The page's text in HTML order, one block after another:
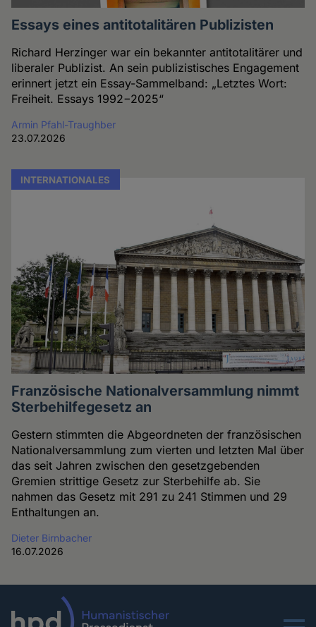
Essays eines antitotalitären Publizisten
Richard Herzinger war ein bekannter antitotalitärer und
liberaler Publizist. An sein publizistisches Engagement
erinnert jetzt ein Essay-Sammelband: „Letztes Wort:
Freiheit. Essays 1992−2025“
Armin Pfahl-Traughber
23.07.2026
INTERNATIONALES
Französische Nationalversammlung nimmt
Sterbehilfegesetz an
Gestern stimmten die Abgeordneten der französischen
Nationalversammlung zum vierten und letzten Mal über
das seit Jahren zwischen den gesetzgebenden
Gremien strittige Gesetz zur Sterbehilfe ab. Sie
nahmen das Gesetz mit 291 zu 241 Stimmen und 29
Enthaltungen an.
Dieter Birnbacher
16.07.2026